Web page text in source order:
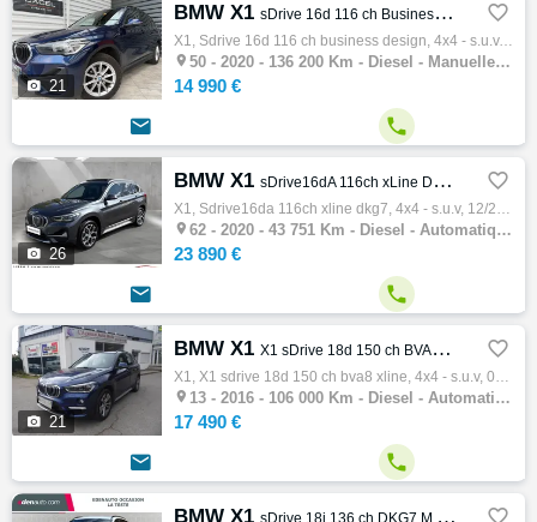
 21
BMW X1 sDrive 16d 116 ch Business Design 
X1, Sdrive 16d 116 ch business design, 4x4 - s.u.v, 08/2020, 116ch, 6cv, 136200 km, 5 portes, 5 places, Première main, Clim. auto, Diesel, …
 50 - 2020 - 136 200 Km - Diesel - Manuelle - 4x4 - S.U.V
14 990 €
 
 26
BMW X1 sDrive16dA 116ch xLine DKG7 
X1, Sdrive16da 116ch xline dkg7, 4x4 - s.u.v, 12/2020, 116ch, 6cv, 43751 km, 5 portes, 5 places, Clim. auto, Diesel, Boite de vitesse autom…
 62 - 2020 - 43 751 Km - Diesel - Automatique - 4x4 - S.U.V
23 890 €
 
 21
BMW X1 X1 sDrive 18d 150 ch BVA8 xLine 
X1, X1 sdrive 18d 150 ch bva8 xline, 4x4 - s.u.v, 02/2016, 150ch, 8cv, 106000 km, 5 portes, 5 places, Clim. auto, Diesel, Boite de vitesse …
 13 - 2016 - 106 000 Km - Diesel - Automatique - 4x4 - S.U.V
17 490 €
 
BMW X1 sDrive 18i 136 ch DKG7 M Sport 